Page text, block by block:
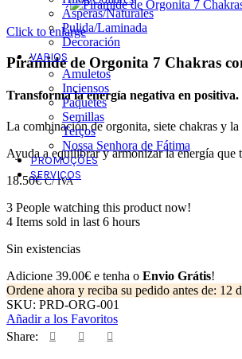
Ásperas/Naturales
Pulida/Laminada
Decoración
VARIOS
Amuletos
Inciensos
Paquetes
Semillas
Terços
Nossa Senhora de Fátima
PROMOÇÕES
SERVIÇOS
Click to enlarge
Pirámide de Orgonita 7 Chakras
Transforma la energía negativa en positiva.
La combinación de orgonita, siete chakras y
Ayuda a equilibrar y armonizar la energía que
18.50€ C/ IVA
3 People watching this product now!
4 Items sold in last 6 hours
Sin existencias
Adicione 39.00€ e tenha o Envio Grátis!
Ordene ahora y reciba su pedido antes de: 12
SKU: PRD-ORG-001
Añadir a los Favoritos
Share: